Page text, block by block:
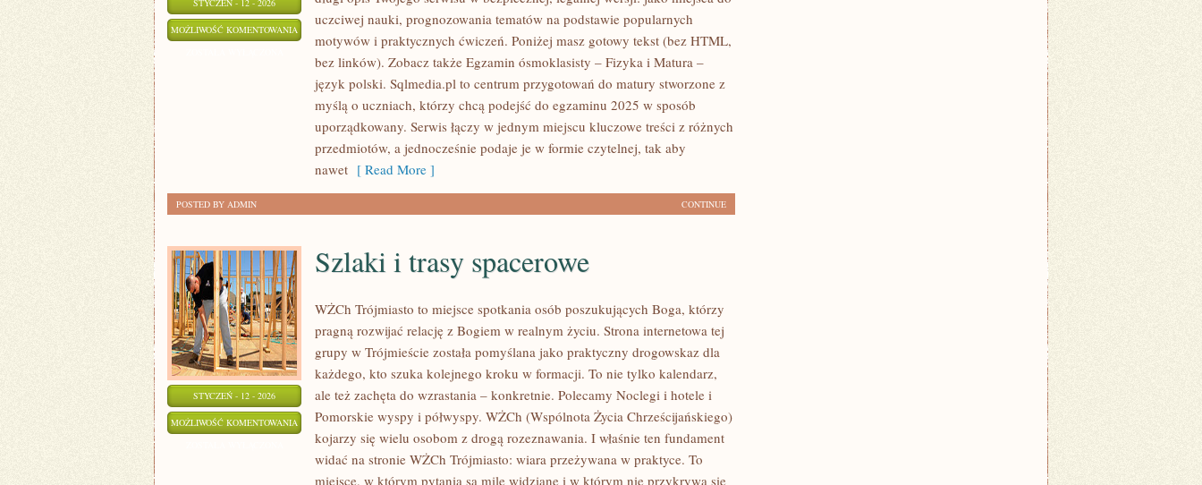
STYCZEŃ - 12 - 2026
MOŻLIWOŚĆ KOMENTOWANIA
ÓSMOKLASISTY
JĘZYK
uczciwej nauki, prognozowania tematów na podstawie popularnych
motywów i praktycznych ćwiczeń. Poniżej masz gotowy tekst (bez HTML,
bez linków). Zobacz także Egzamin ósmoklasisty – Fizyka i Matura –
język polski. Sqlmedia.pl to centrum przygotowań do matury stworzone z
myślą o uczniach, którzy chcą podejść do egzaminu 2025 w sposób
uporządkowany. Serwis łączy w jednym miejscu kluczowe treści z różnych
przedmiotów, a jednocześnie podaje je w formie czytelnej, tak aby
nawet [ Read More ]
CONTINUE
POSTED BY ADMIN
STYCZEŃ - 12 - 2026
MOŻLIWOŚĆ KOMENTOWANIA SZLAKI
TRASY
Szlaki i trasy spacerowe
WŻCh Trójmiasto to miejsce spotkania osób poszukujących Boga, którzy
pragną rozwijać relację z Bogiem w realnym życiu. Strona internetowa tej
grupy w Trójmieście została pomyślana jako praktyczny drogowskaz dla
każdego, kto szuka kolejnego kroku w formacji. To nie tylko kalendarz,
ale też zachęta do wzrastania – konkretnie. Polecamy Noclegi i hotele i
Pomorskie wyspy i półwyspy. WŻCh (Wspólnota Życia Chrześcijańskiego)
kojarzy się wielu osobom z drogą rozeznawania. I właśnie ten fundament
widać na stronie WŻCh Trójmiasto: wiara przeżywana w praktyce. To
miejsce, w którym pytania są mile widziane i w którym nie przykrywa się